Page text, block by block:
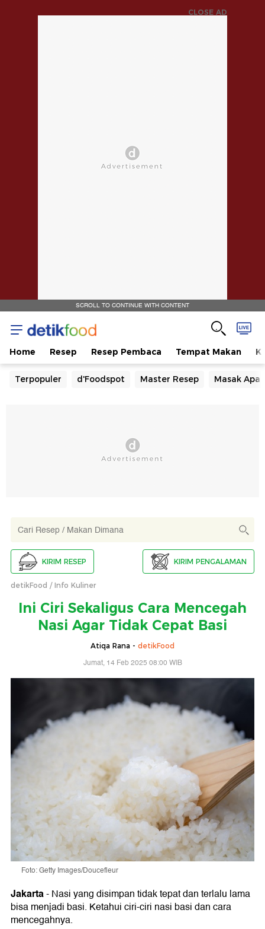
CLOSE AD
SCROLL TO CONTINUE WITH CONTENT
Home Resep Resep Pembaca Tempat Makan
Terpopuler d'Foodspot Master Resep Masak Apa
KIRIM RESEP KIRIM PENGALAMAN
detikFood Info Kuliner
Ini Ciri Sekaligus Cara Mencegah
Nasi Agar Tidak Cepat Basi
Atiqa Rana - detikFood
Jumat, 14 Feb 2025 08:00 WIB
Foto: Getty Images/Doucefleur
Jakarta-Nasi yang disimpan tidak tepat dan terlalu lama
bisa menjadi basi. Ketahui ciri-ciri nasi basi dan cara
mencegahnya.